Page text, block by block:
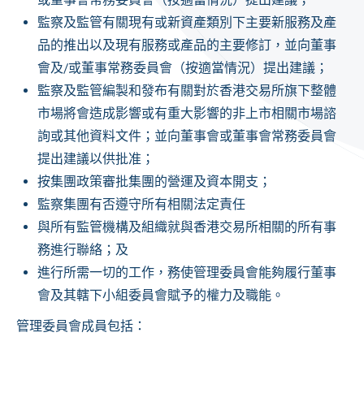
監察及監管有關現有或新資產類別下主要新服務及產
品的推出以及現有服務或產品的主要修訂，並向董事
會及/或董事常務委員會（按適當情況）提出建議；
監察及監管編製和發布有關對於香港交易所旗下整體
市場將會造成影響或有重大影響的非上市相關市場諮
詢或其他資料文件；並向董事會或董事會常務委員會
提出建議以供批准；
按集團政策審批集團的營運及資本開支；
監察集團有否遵守所有相關法定責任
與所有監管機構及組織就與香港交易所相關的所有事
務進行聯絡；及
進行所需一切的工作，務使管理委員會能夠履行董事
會及其轄下小組委員會賦予的權力及職能。
管理委員會成員包括：